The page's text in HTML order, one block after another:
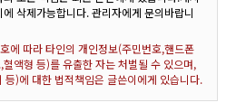
삭제가능합니다. 관리자에게 문의바랍니
에 따라 타인의 개인정보(주민번호,핸드폰
액형 등)를 유출한 자는 처벌될 수 있으며,
등)에 대한 법적책임은 글쓴이에게 있습니다.